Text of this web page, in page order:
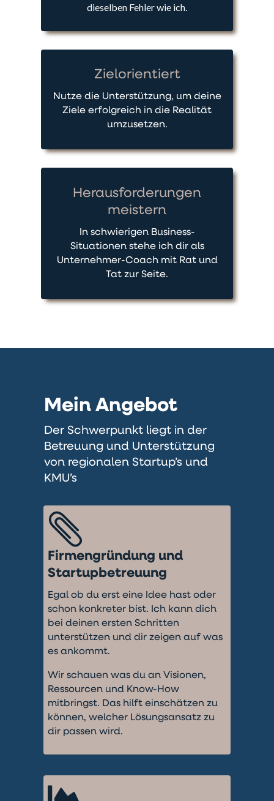
dieselben Fehler wie ich.
Zielorientiert
Nutze die Unterstützung, um deine
Ziele erfolgreich in die Realität
umzusetzen.
Herausforderungen
meistern
In schwierigen Business-
Situationen stehe ich dir als
Unternehmer-Coach mit Rat und
Tat zur Seite.
Mein Angebot
Der Schwerpunkt liegt in der
Betreuung und Unterstützung
von regionalen Startup’s und
KMU’s

Firmengründung und
Startupbetreuung
Egal ob du erst eine Idee hast oder
schon konkreter bist. Ich kann dich
bei deinen ersten Schritten
unterstützen und dir zeigen auf was
es ankommt.
Wir schauen was du an Visionen,
Ressourcen und Know-How
mitbringst. Das hilft einschätzen zu
können, welcher Lösungsansatz zu
dir passen wird.